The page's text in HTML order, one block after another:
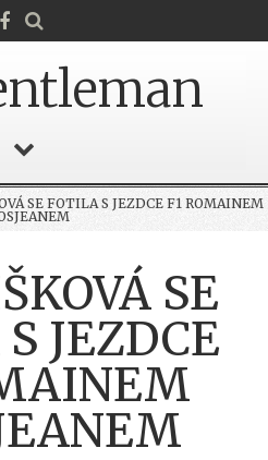
SE FOTILA S JEZDCE F1 ROMAINEM
SE
JEZDCE